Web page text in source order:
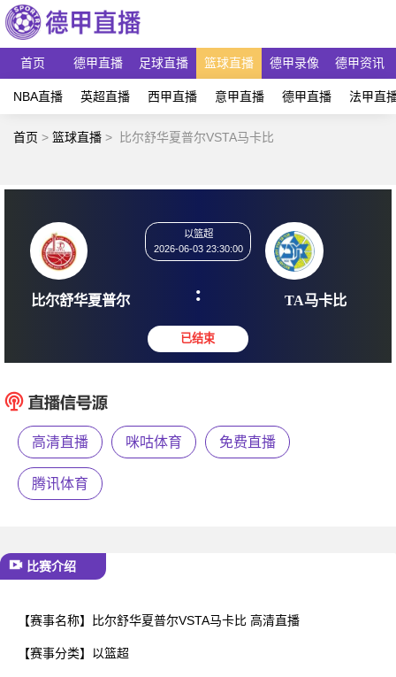
首页 德甲直播 足球直播 篮球直播 德甲录像 德甲资讯
NBA直播 英超直播 西甲直播 意甲直播 德甲直播 法甲直
首页 > 篮球直播 > 比尔舒华夏普尔VSTA马卡比
比尔舒华夏普尔
2026-06-03 23:30:00
: TA马
高清直播 咪咕体育 免费直播
腾讯体育
比赛介绍
【赛事名称】 比尔舒华夏普尔VSTA马卡比 高清直播
【赛事分类】 以篮超